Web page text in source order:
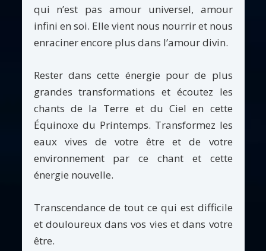
qui n’est pas amour universel, amour
infini en soi. Elle vient nous nourrir et nous
enraciner encore plus dans l’amour divin.
Rester dans cette énergie pour de plus
grandes transformations et écoutez les
chants de la Terre et du Ciel en cette
Équinoxe du Printemps. Transformez les
eaux vives de votre être et de votre
environnement par ce chant et cette
énergie nouvelle.
Transcendance de tout ce qui est difficile
et douloureux dans vos vies et dans votre
être.